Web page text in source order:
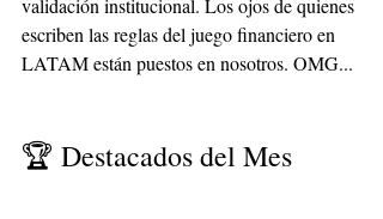
validación institucional. Los ojos de quienes
escriben las reglas del juego financiero en
LATAM están puestos en nosotros. OMG...
🏆 Destacados del Mes